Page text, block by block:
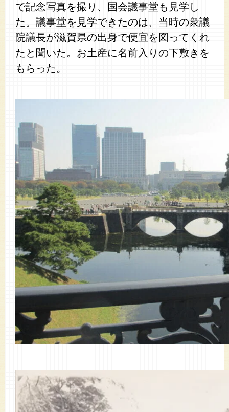
で記念写真を撮り、国会議事堂も見学し
た。議事堂を見学できたのは、当時の衆議
院議長が滋賀県の出身で便宜を図ってくれ
たと聞いた。お土産に名前入りの下敷きを
もらった。